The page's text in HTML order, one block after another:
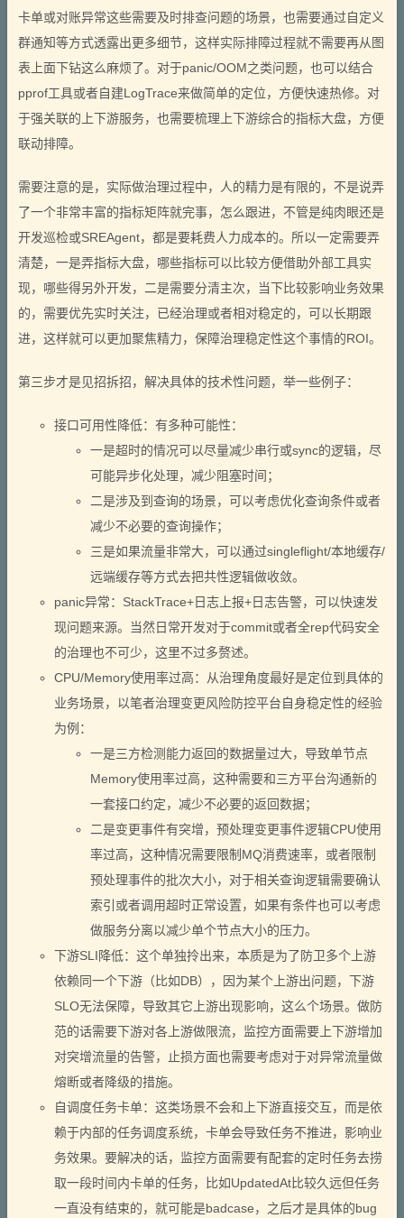
卡单或对账异常这些需要及时排查问题的场景，也需要通过自定义
群通知等方式透露出更多细节，这样实际排障过程就不需要再从图
表上面下钻这么麻烦了。对于panic/OOM之类问题，也可以结合
pprof工具或者自建LogTrace来做简单的定位，方便快速热修。对
于强关联的上下游服务，也需要梳理上下游综合的指标大盘，方便
联动排障。
需要注意的是，实际做治理过程中，人的精力是有限的，不是说弄
了一个非常丰富的指标矩阵就完事，怎么跟进，不管是纯肉眼还是
开发巡检或SREAgent，都是要耗费人力成本的。所以一定需要弄
清楚，一是弄指标大盘，哪些指标可以比较方便借助外部工具实
现，哪些得另外开发，二是需要分清主次，当下比较影响业务效果
的，需要优先实时关注，已经治理或者相对稳定的，可以长期跟
进，这样就可以更加聚焦精力，保障治理稳定性这个事情的ROI。
第三步才是见招拆招，解决具体的技术性问题，举一些例子：
接口可用性降低：有多种可能性：
一是超时的情况可以尽量减少串行或sync的逻辑，尽
可能异步化处理，减少阻塞时间；
二是涉及到查询的场景，可以考虑优化查询条件或者
减少不必要的查询操作；
三是如果流量非常大，可以通过singleflight/本地缓存/
远端缓存等方式去把共性逻辑做收敛。
panic异常：StackTrace+日志上报+日志告警，可以快速发
现问题来源。当然日常开发对于commit或者全rep代码安全
的治理也不可少，这里不过多赘述。
CPU/Memory使用率过高：从治理角度最好是定位到具体的
业务场景，以笔者治理变更风险防控平台自身稳定性的经验
为例：
一是三方检测能力返回的数据量过大，导致单节点
Memory使用率过高，这种需要和三方平台沟通新的
一套接口约定，减少不必要的返回数据；
二是变更事件有突增，预处理变更事件逻辑CPU使用
率过高，这种情况需要限制MQ消费速率，或者限制
预处理事件的批次大小，对于相关查询逻辑需要确认
索引或者调用超时正常设置，如果有条件也可以考虑
做服务分离以减少单个节点大小的压力。
下游SLI降低：这个单独拎出来，本质是为了防卫多个上游
依赖同一个下游（比如DB），因为某个上游出问题，下游
SLO无法保障，导致其它上游出现影响，这么个场景。做防
范的话需要下游对各上游做限流，监控方面需要上下游增加
对突增流量的告警，止损方面也需要考虑对于对异常流量做
熔断或者降级的措施。
自调度任务卡单：这类场景不会和上下游直接交互，而是依
赖于内部的任务调度系统，卡单会导致任务不推进，影响业
务效果。要解决的话，监控方面需要有配套的定时任务去捞
取一段时间内卡单的任务，比如UpdatedAt比较久远但任务
一直没有结束的，就可能是badcase，之后才是具体的bug